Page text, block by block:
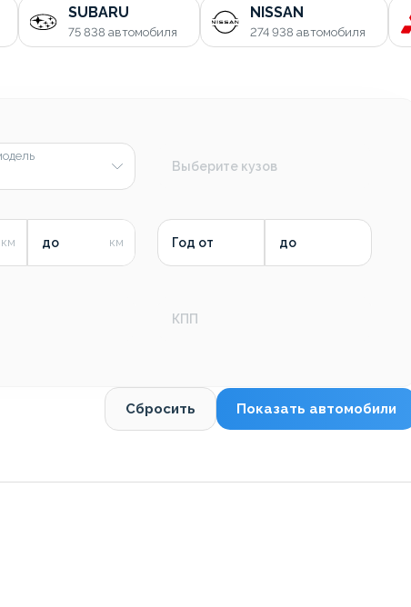
SUBARU
75 838 автомобиля
NISSAN
274 938 автомобиля
Выберите кузов
до Год от до
КПП
Сбросить Показать автомобили